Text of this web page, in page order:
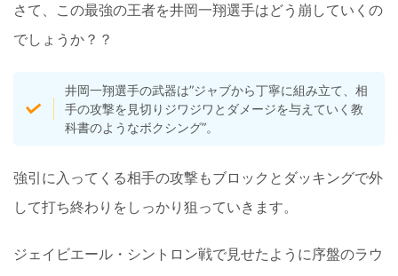
さて、この最強の王者を井岡一翔選手はどう崩していくの
でしょうか？？
井岡一翔選手の武器は”ジャブから丁寧に組み立て、相
手の攻撃を見切りジワジワとダメージを与えていく教
科書のようなボクシング”。
強引に入ってくる相手の攻撃もブロックとダッキングで外
して打ち終わりをしっかり狙っていきます。
ジェイビエール・シントロン戦で見せたように序盤のラウ